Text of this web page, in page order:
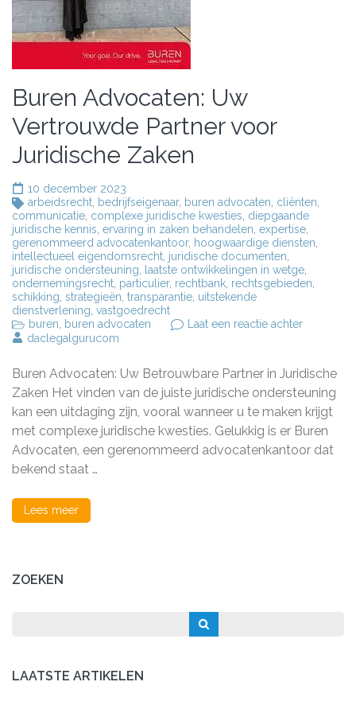
Buren Advocaten: Uw
Vertrouwde Partner voor
Juridische Zaken
10 december 2023
arbeidsrecht bedrijfseigenaar, buren advocaten cliënten
communicatie complexe juridische kwesties diepgaande
juridische kennis ervaring in zaken behandelen expertise
gerenommeerd advocatenkantoor, hoogwaardige diensten
intellectueel eigendomsrecht juridische documenten
juridische ondersteuning
laatste ontwikkelingen in wetge
ondernemingsrecht particulier, rechtbank rechtsgebieden
schikking strategieën transparantie uitstekende
dienstverlening vastgoedrecht
buren
buren advocaten Laat een reactie achterop
Partner
voor
Juridische
Zaken
daclegalgurucom
Buren Advocaten: Uw Betrouwbare Partner in Juridische
Zaken Het vinden van de juiste juridische ondersteuning
kan een uitdaging zijn, vooral wanneer u te maken krijgt
met complexe juridische kwesties. Gelukkig is er Buren
Advocaten, een gerenommeerd advocatenkantoor dat
bekend staat …
Lees meer
ZOEKEN
LAATSTE ARTIKELEN